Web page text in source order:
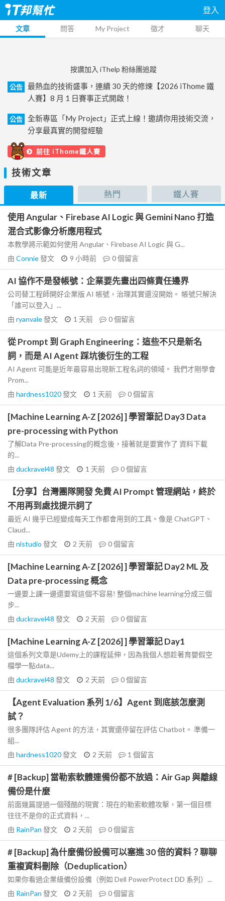
登入
文章 問答 My Project 徵才 聊天
按讚加入 iThelp 粉絲團追蹤
公告
最熱血的技術盛事，連續 30 天的修煉【2026 iThome 鐵
人賽】8 月 1 日賽事正式開啟！
公告
全新專區「My Project」正式上線！邀請你用技術交流，
分享最真實的開發經驗
前往 iThome鐵人賽
技術文章
最新 熱門 鐵人賽
使用 Angular、Firebase AI Logic 與 Gemini Nano 打造
混合式影像分析應用程式
本教學將示範如何使用 Angular、Firebase AI Logic 與 G...
由 Connie發文 9 小時前 0個留言
AI 協作不是發帳號：企業要先畫出四條責任邊界
公司替工程師開好企業版 AI 帳號，治理其實還沒開始。 帳號只解決
「誰可以登入」...
由 ryanvale發文 1 天前 0個留言
從 Prompt 到 Graph Engineering：這些不只是新名
詞，而是 AI Agent 踩坑後衍生的工程
AI Agent 可能是近年最容易出現新工程名詞的領域。 我們才剛學會
Prom...
由 hardness1020發文 1 天前 0個留言
[Machine Learning A-Z [2026] ] 學習筆記 Day3 Data
pre-processing with Python
了解Data Pre-processing的概念後，接著就是要實作了 資料下載
的...
由 duckravel48 發文 1 天前 0個留言
【分享】台灣團隊開發 免費 AI Prompt 管理網站，終於
不用再到處找提示詞了
最近 AI 幾乎已經變成每天工作都會用到的工具。像是 ChatGPT、
Claud...
由 nlstudio 發文 2 天前 0個留言
[Machine Learning A-Z [2026] ] 學習筆記 Day2 ML 及
Data pre-processing 概念
一邊要上課一邊還要寫這個不容易! 整個machine learning分成三個
步...
由 duckravel48 發文 2 天前 0個留言
[Machine Learning A-Z [2026] ] 學習筆記 Day1
這個系列文章是Udemy上的課程延伸，因為我個人想趁著育嬰假空
檔學一點data...
由 duckravel48 發文 2 天前 0個留言
【Agent Evaluation 系列 1/6】Agent 到底該怎麼測
試？
很多團隊評估 Agent 的方法，其實還停留在評估 Chatbot。 準備一
組...
由 hardness1020發文 2 天前 1 個留言
# [Backup] 當勒索軟體連備份都不放過：Air Gap 與離線
備份是什麼
前面幾篇提過一個殘酷的現實：現在的勒索軟體攻擊，第一個目標
往往不是你的正式資料，...
由 RainPan 發文 2 天前 0個留言
# [Backup] 為什麼備份設備可以塞進 30 倍的資料？聊聊
重複資料刪除（Deduplication）
如果你看過企業級備份設備（例如 Dell PowerProtect DD 系列）...
由 RainPan 發文 2 天前 0個留言